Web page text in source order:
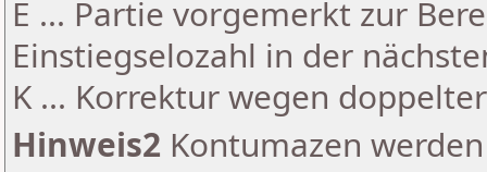
E ... Partie vorgemerkt zur
Einstiegselozahl in der
K ... Korrektur wegen
Hinweis2 Kontumazen